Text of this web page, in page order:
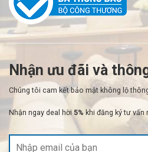
Nhận ưu đãi và
Chúng tôi cam kết bảo mật không lộ
Nhận ngay deal hời 5% khi đăng ký tư vấn